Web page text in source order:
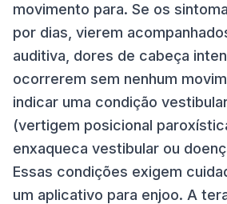
movimento para. Se os
por dias, vierem
auditiva, dores de cabeça
ocorrerem sem nenhum
indicar uma condição
(vertigem posicional
enxaqueca vestibular ou
Essas condições exigem
um aplicativo para enjoo. A